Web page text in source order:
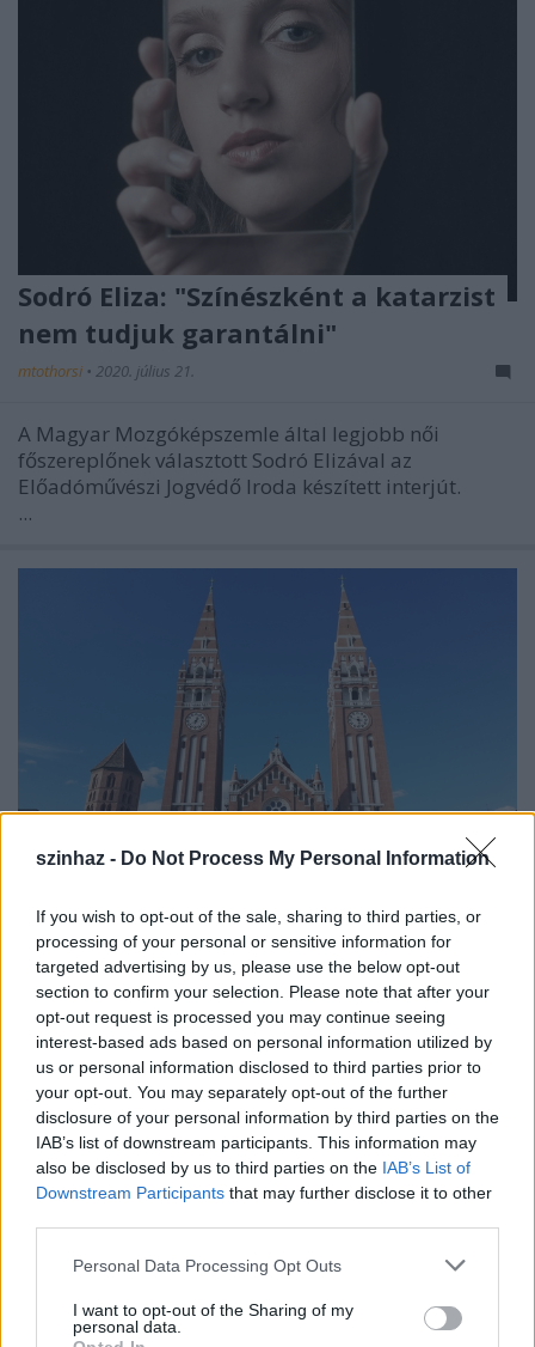
szinhaz - Do Not Process My Personal Information
If you wish to opt-out of the sale, sharing to third parties, or
processing of your personal or sensitive information for
targeted advertising by us, please use the below opt-out
section to confirm your selection. Please note that after your
opt-out request is processed you may continue seeing
interest-based ads based on personal information utilized by
us or personal information disclosed to third parties prior to
your opt-out. You may separately opt-out of the further
disclosure of your personal information by third parties on the
IAB’s list of downstream participants. This information may
also be disclosed by us to third parties on the IAB’s List of
Downstream Participants that may further disclose it to other
Please note that this website/app uses one or more Google
not limited to your visit or usage behaviour. You may click to
grant or deny consent to Google and its third-party tags to
Personal Data Processing Opt Outs
I want to opt-out of the Sharing of my
personal data.
Sodró Eliza: "Színészként a katarzist
nem tudjuk garantálni"
mtothorsi • 2020. július 21.
A Magyar Mozgóképszemle által legjobb női
főszereplőnek választott Sodró Elizával az
Előadóművészi Jogvédő Iroda készített interjút.
...
Épül a Dóm téri szabadtéri színpad
mtothorsi•2020. július 16.
Megkezdődött a Szegedi Szabadtéri Játékok Dóm
téri játszóhelyének építése. A fesztivál ikonikus
helyszínének számító téren elsőként ...